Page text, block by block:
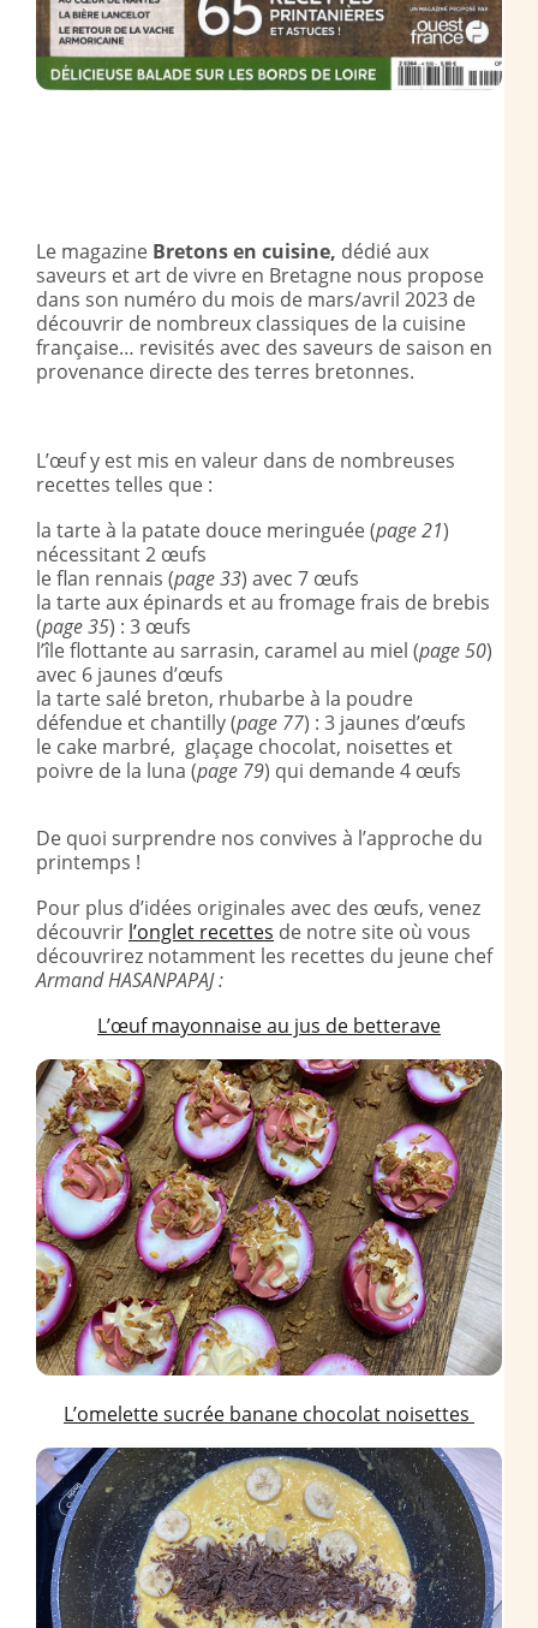
Le magazine Bretons en cuisine, dédié aux
saveurs et art de vivre en Bretagne nous propose
dans son numéro du mois de mars/avril 2023 de
découvrir de nombreux classiques de la cuisine
française… revisités avec des saveurs de saison en
provenance directe des terres bretonnes.
L’œuf y est mis en valeur dans de nombreuses
recettes telles que :
la tarte à la patate douce meringuée (page 21)
nécessitant 2 œufs
le flan rennais (page 33) avec 7 œufs
la tarte aux épinards et au fromage frais de brebis
(page 35) : 3 œufs
l’île flottante au sarrasin, caramel au miel (page 50)
avec 6 jaunes d’œufs
la tarte salé breton, rhubarbe à la poudre
défendue et chantilly (page 77) : 3 jaunes d’œufs
le cake marbré, glaçage chocolat, noisettes et
poivre de la luna (page 79) qui demande 4 œufs
De quoi surprendre nos convives à l’approche du
printemps !
Pour plus d’idées originales avec des œufs, venez
découvrir l’onglet recettes de notre site où vous
découvrirez notamment les recettes du jeune chef
Armand HASANPAPAJ :
L’œuf mayonnaise au jus de betterave
L’omelette sucrée banane chocolat noisettes